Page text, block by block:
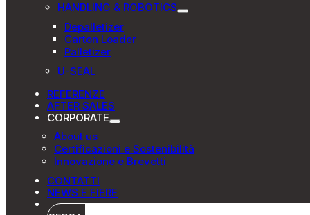
HANDLING & ROBOTICS
Depalletizer
Carton Loader
Palletizer
U-SEAL
REFERENZE
AFTER SALES
CORPORATE
About us
Certificazioni e Sostenibilità
Innovazione e Brevetti
CONTATTI
NEWS E FIERE